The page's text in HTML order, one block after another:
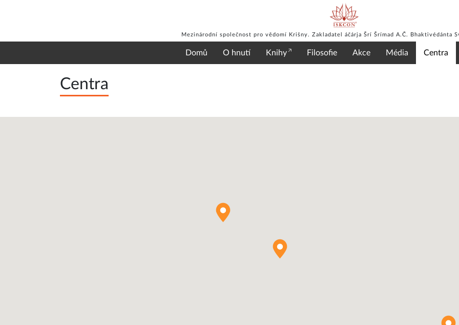
Mezinárodní společnost pro vědomí Krišny. Zakladatel áčárja Šrí Šrímad A.Č. Bhaktivédánta
Domů O hnutí Knihy Filosofie Akce Média Centra
Centra